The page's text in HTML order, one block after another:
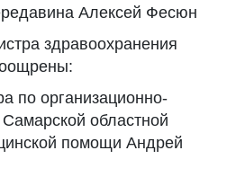
Алексей Фесюн
здравоохранения
по организационно-
областной
помощи Андрей